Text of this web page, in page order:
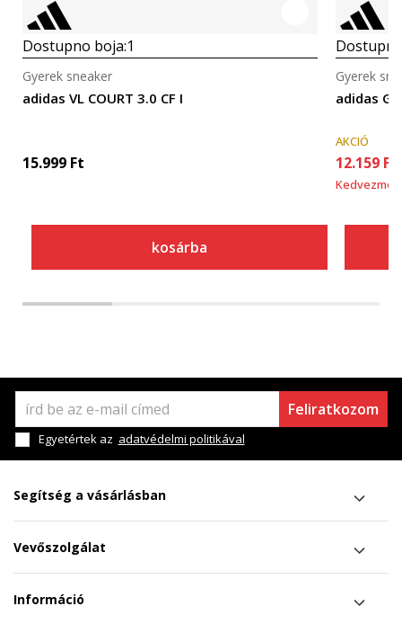
Dostupno boja:1
adidas VL COURT 3.0 CF I
Gyerek sneaker
15.999 Ft
kosárba
adidas
Gyerek
AKCIÓ
12.159 Ft
Feliratkozom
Egyetértek az adatvédelmi politikával
Segítség a vásárlásban
Vevőszolgálat
Információ